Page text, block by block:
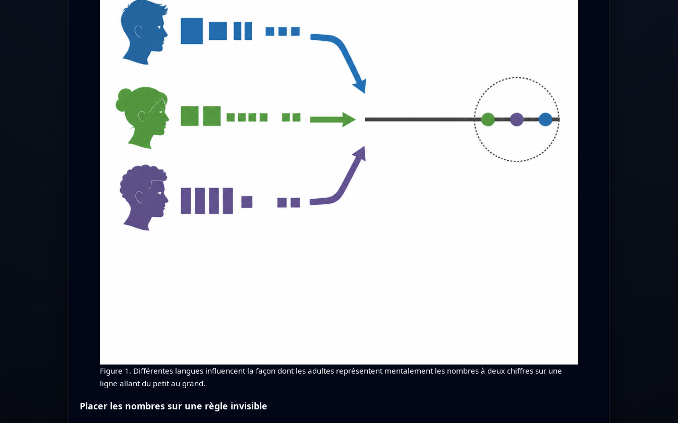
Figure 1. Différentes langues influencent la façon dont les adultes représentent mentalement les nombres à deux chiffres sur une
ligne allant du petit au grand.
Placer les nombres sur une règle invisible